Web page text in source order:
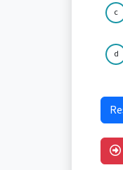
c
d